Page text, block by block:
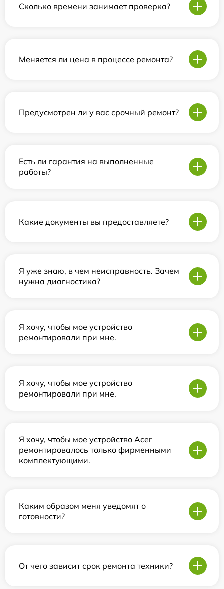
Сколько времени занимает проверка?
Меняется ли цена в процессе ремонта?
Предусмотрен ли у вас срочный ремонт?
Есть ли гарантия на выполненные
работы?
Какие документы вы предоставляете?
Я уже знаю, в чем неисправность. Зачем
нужна диагностика?
Я хочу, чтобы мое устройство
ремонтировали при мне.
Я хочу, чтобы мое устройство
ремонтировали при мне.
Я хочу, чтобы мое устройство Acer
ремонтировалось только фирменными
комплектующими.
Каким образом меня уведомят о
готовности?
От чего зависит срок ремонта техники?